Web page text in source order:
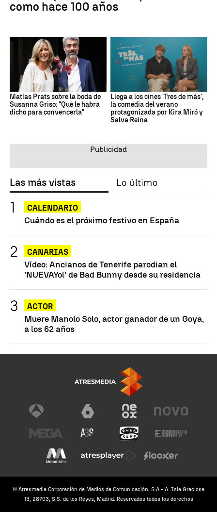
como hace 100 años
Matías Prats sobre la boda de
Susanna Griso: "Qué le habrá
dicho para convencerla"
Llega a los cines 'Tres de más',
la comedia del verano
protagonizada por Kira Miró y
Salva Reina
Las más vistas Lo último
CALENDARIO
Cuándo es el próximo festivo en España
CANARIAS
Vídeo: Ancianos de Tenerife parodian el
'NUEVAYol' de Bad Bunny desde su residencia
ACTOR
Muere Manolo Solo, actor ganador de un Goya,
a los 62 años
© Atresmedia Corporación de Medios de Comunicación, S.A - A. Isla Graciosa
13, 28703, S.S. de los Reyes, Madrid. Reservados todos los derechos